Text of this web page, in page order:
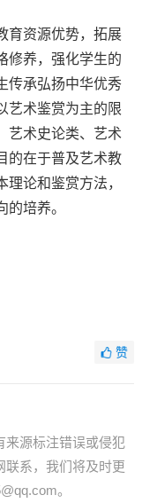
育资源优势，拓展
修养，强化学生的
传承弘扬中华优秀
艺术鉴赏为主的限
艺术史论类、艺术
的在于普及艺术教
论和鉴赏方法，
培养。
赞
来源标注错误或侵犯
联系，我们将及时更
。